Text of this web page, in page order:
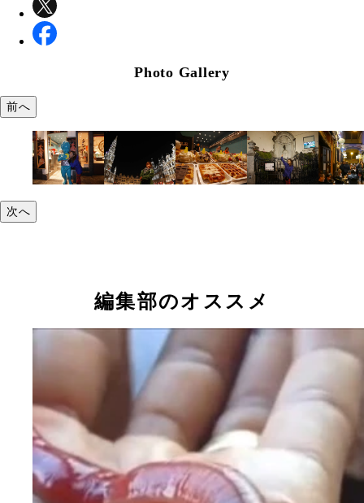
Photo Gallery
前へ
次へ
編集部のオススメ